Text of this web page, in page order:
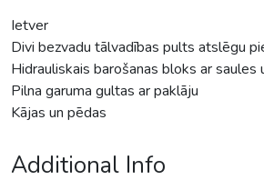
Ietver
Divi bezvadu tālvadības pults atslēgu
Hidrauliskais barošanas bloks ar saules
Pilna garuma gultas ar paklāju
Kājas un pēdas
Additional Info